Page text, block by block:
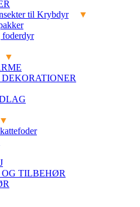
til Krybdyr
foderdyr
TILBEHØR